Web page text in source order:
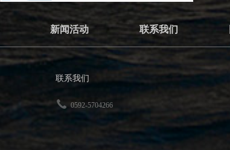
新闻活动 联系我们
联系我们
0592-5704266